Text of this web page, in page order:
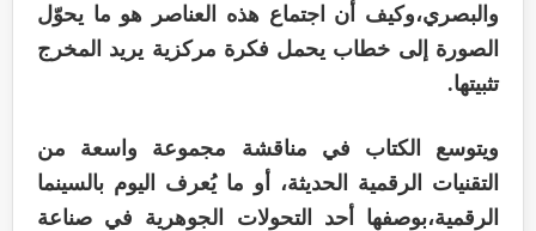
والبصري،وكيف أن اجتماع هذه العناصر هو ما يحوّل
الصورة إلى خطاب يحمل فكرة مركزية يريد المخرج
تثبيتها.
ويتوسع الكتاب في مناقشة مجموعة واسعة من
التقنيات الرقمية الحديثة، أو ما يُعرف اليوم بالسينما
الرقمية،بوصفها أحد التحولات الجوهرية في صناعة